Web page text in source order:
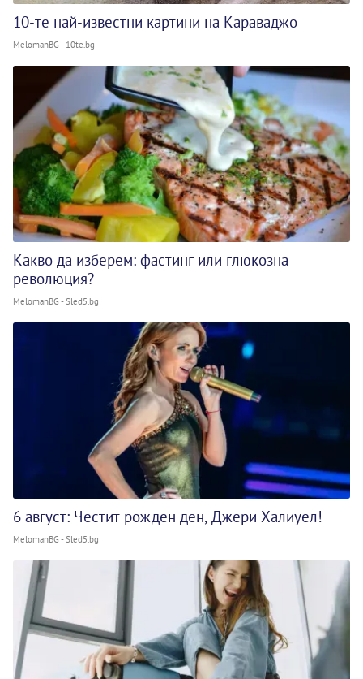
10-те най-известни картини на Караваджо
MelomanBG - 10te.bg
Какво да изберем: фастинг или глюкозна
революция?
MelomanBG - Sled5.bg
6 август: Честит рожден ден, Джери Халиуел!
MelomanBG - Sled5.bg